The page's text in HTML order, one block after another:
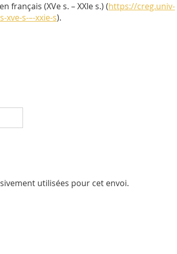
français (XVe s. – XXIe s.) (https://creg.univ-
s-–-xxie-s).
utilisées pour cet envoi.